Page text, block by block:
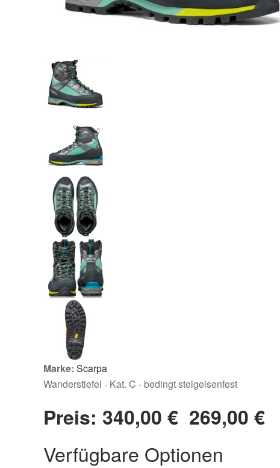
Marke: Scarpa
Wanderstiefel - Kat. C - bedingt steigeisenfest
Preis: 340,00 € 269,00 €
Verfügbare Optionen